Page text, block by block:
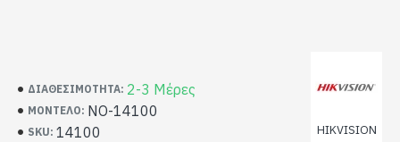
ΔΙΑΘΕΣΙΜΌΤΗΤΑ: 2-3 Μέρες
ΜΟΝΤΈΛΟ: NO-14100
SKU: 14100 HIKVISION